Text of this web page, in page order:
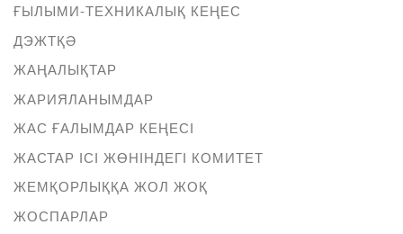
ҒЫЛЫМИ-ТЕХНИКАЛЫҚ КЕҢЕС
ДЭЖТҚӘ
ЖАҢАЛЫҚТАР
ЖАРИЯЛАНЫМДАР
ЖАС ҒАЛЫМДАР КЕҢЕСІ
ЖАСТАР ІСІ ЖӨНІНДЕГІ КОМИТЕТ
ЖЕМҚОРЛЫҚҚА ЖОЛ ЖОҚ
ЖОСПАРЛАР